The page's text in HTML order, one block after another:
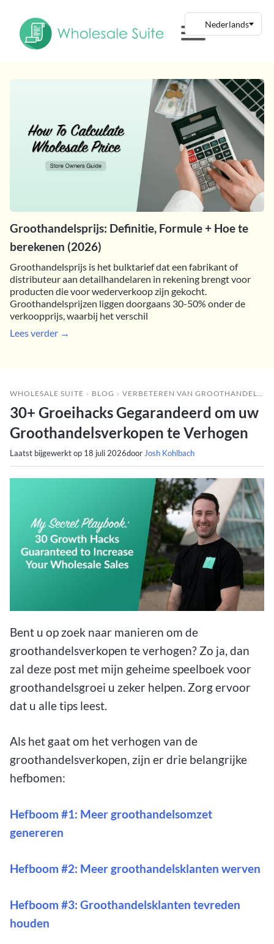
Groothandelsprijs: Definitie, Formule + Hoe te
berekenen (2026)
Groothandelsprijs is het bulktarief dat een fabrikant of
distributeur aan detailhandelaren in rekening brengt voor
producten die voor wederverkoop zijn gekocht.
Groothandelsprijzen liggen doorgaans 30-50% onder de
verkoopprijs, waarbij het verschil
Lees verder →
WHOLESALE SUITE » BLOG » VERBETEREN VAN GROOTHANDELSRESULTATEN
30+ Groeihacks Gegarandeerd om uw
Groothandelsverkopen te Verhogen
Laatst bijgewerkt op 18 juli 2026door Josh Kohlbach
Bent u op zoek naar manieren om de
groothandelsverkopen te verhogen? Zo ja, dan
zal deze post met mijn geheime speelboek voor
groothandelsgroei u zeker helpen. Zorg ervoor
dat u alle tips leest.
Als het gaat om het verhogen van de
groothandelsverkopen, zijn er drie belangrijke
hefbomen:
Hefboom #1: Meer groothandelsomzet
genereren
Hefboom #2: Meer groothandelsklanten werven
Hefboom #3: Groothandelsklanten tevreden
houden